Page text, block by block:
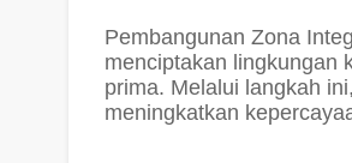
Pembangunan Zona
menciptakan lingkungan
prima. Melalui langkah
meningkatkan